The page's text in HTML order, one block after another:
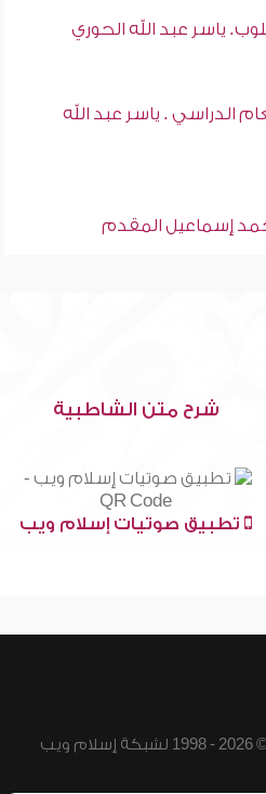
ياسر عبد الله الحوري
الدراسي . ياسر عبد الله
شرح متن الشاطبية
تطبيق صوتيات إسلام ويب